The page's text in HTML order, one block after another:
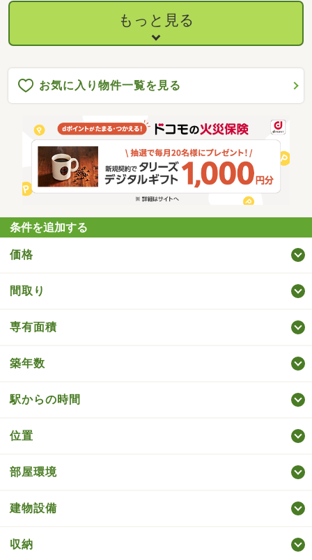
もっと見る
お気に入り物件一覧を見る
条件を追加する
価格
間取り
専有面積
築年数
駅からの時間
位置
部屋環境
建物設備
収納